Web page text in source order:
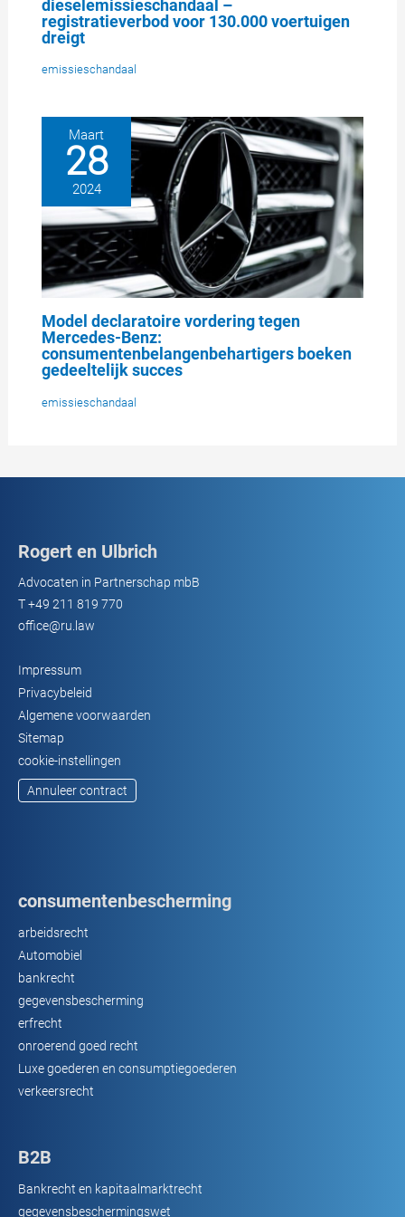
dieselemissieschandaal –
registratieverbod voor 130.000 voertuigen
dreigt
emissieschandaal
Maart
28
2024
Model declaratoire vordering tegen
Mercedes-Benz:
consumentenbelangenbehartigers boeken
gedeeltelijk succes
emissieschandaal
Rogert en Ulbrich
Advocaten in Partnerschap mbB
T+49 211 819 770
office@ru.law
Impressum
Privacybeleid
Algemene voorwaarden
Sitemap
cookie-instellingen
Annuleer contract
consumentenbescherming
arbeidsrecht
Automobiel
bankrecht
gegevensbescherming
erfrecht
onroerend goed recht
Luxe goederen en consumptiegoederen
verkeersrecht
B2B
Bankrecht en kapitaalmarktrecht
gegevensbeschermingswet